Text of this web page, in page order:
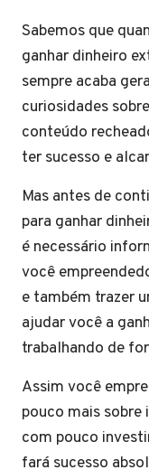
Sabemos que
ganhar dinheiro
sempre acaba
curiosidades
conteúdo
ter sucesso e
Mas antes de
para ganhar
é necessário
você
e também trazer
ajudar você a
trabalhando
Assim você
pouco mais sobre
com pouco
fará sucesso